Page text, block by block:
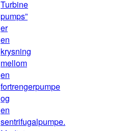
Turbine
pumps”
er
en
krysning
mellom
en
fortrengerpumpe
og
en
sentrifugalpumpe.